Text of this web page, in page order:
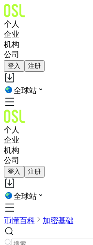
个人
企业
机构
公司
登入 注册
全球站
个人
企业
机构
公司
登入 注册
全球站
币懂百科 加密基础